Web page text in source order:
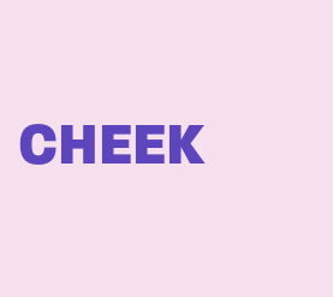
CHEEK